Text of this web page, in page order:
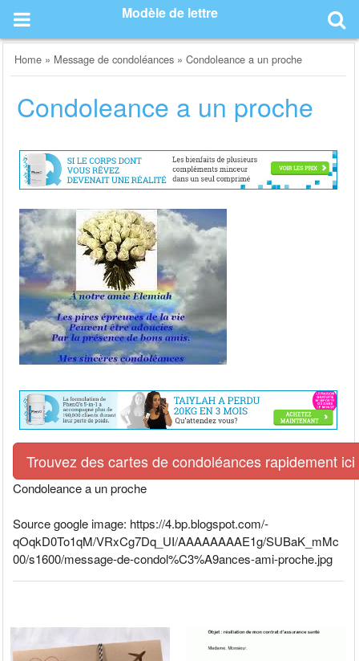
content
Modèle de lettre
Home » Message de condoléances »Condoleance a un proche
Condoleance a un proche
Trouvez des cartes de condoléances rapidement ici
Condoleance a un proche
Source google image: https://4.bp.blogspot.com/-
qOqkD0To1qM/VRxCg7Dq_UI/AAAAAAAAE1g/SUBaK_mMc
00/s1600/message-de-condol%C3%A9ances-ami-proche.jpg